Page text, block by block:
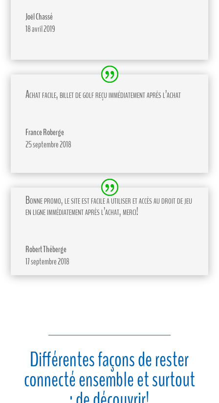
Joël Chassé
18 avril 2019
Achat facile, billet de golf reçu immédiatement après l’achat
France Roberge
25 septembre 2018
Bonne promo, le site est facile a utiliser et accès au droit de jeu
en ligne immédiatement après l’achat, merci!
Robert Théberge
17 septembre 2018
Différentes façons de rester
connecté ensemble et surtout